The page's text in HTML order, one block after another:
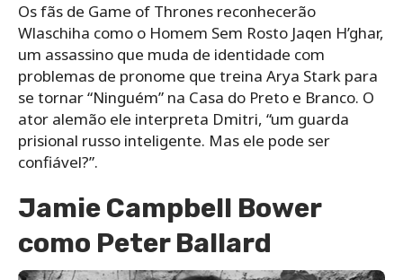
Os fãs de Game of Thrones reconhecerão
Wlaschiha como o Homem Sem Rosto Jaqen H’ghar,
um assassino que muda de identidade com
problemas de pronome que treina Arya Stark para
se tornar “Ninguém” na Casa do Preto e Branco. O
ator alemão ele interpreta Dmitri, “um guarda
prisional russo inteligente. Mas ele pode ser
confiável?”.
Jamie Campbell Bower
como Peter Ballard